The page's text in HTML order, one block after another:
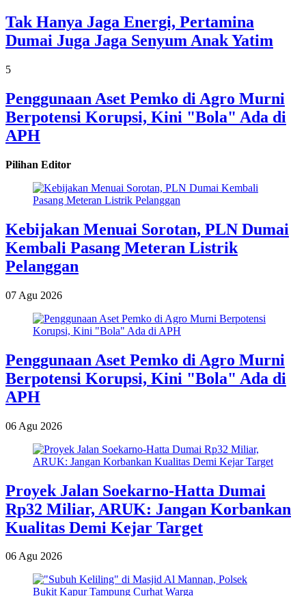
Tak Hanya Jaga Energi, Pertamina
Dumai Juga Jaga Senyum Anak Yatim
5
Penggunaan Aset Pemko di Agro Murni
Berpotensi Korupsi, Kini "Bola" Ada di
APH
Pilihan Editor
Kebijakan Menuai Sorotan, PLN Dumai
Kembali Pasang Meteran Listrik
Pelanggan
07 Agu 2026
Penggunaan Aset Pemko di Agro Murni
Berpotensi Korupsi, Kini "Bola" Ada di
APH
06 Agu 2026
Proyek Jalan Soekarno-Hatta Dumai
Rp32 Miliar, ARUK: Jangan Korbankan
Kualitas Demi Kejar Target
06 Agu 2026